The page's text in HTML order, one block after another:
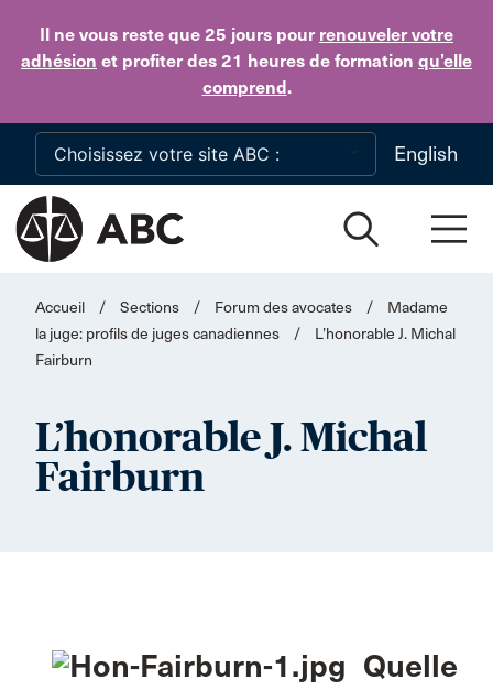
Il ne vous reste que 25 jours pour renouveler votre
adhésion et profiter des 21 heures de formation qu’elle
comprend.
Skip to main content
English
Accueil / Sections / Forum des avocates /
Madame
la juge: profils de juges canadiennes
/
L’honorable J. Michal
Fairburn
L’honorable J. Michal
Fairburn
Quelle